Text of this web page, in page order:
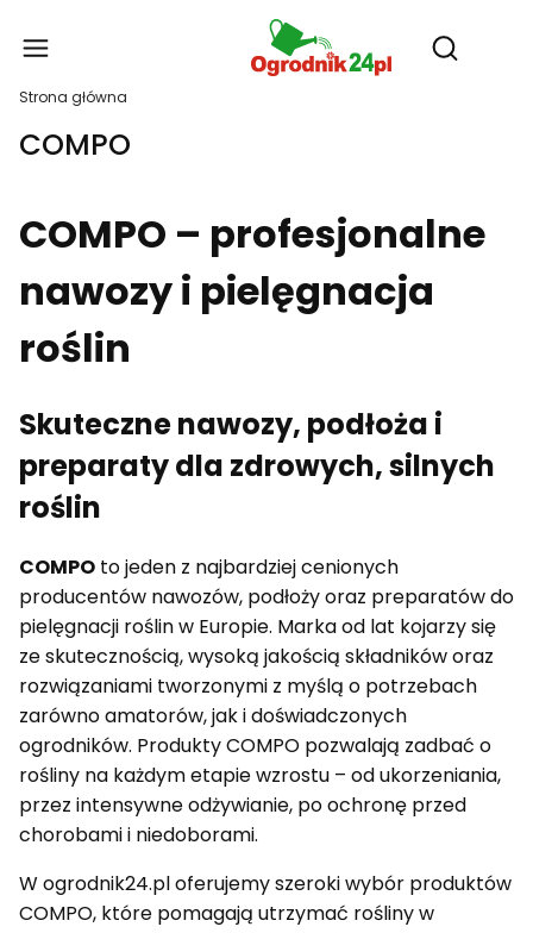
Otwórz
Strona główna
COMPO
COMPO – profesjonalne
nawozy i pielęgnacja
roślin
Skuteczne nawozy, podłoża i
preparaty dla zdrowych, silnych
roślin
COMPO to jeden z najbardziej cenionych
producentów nawozów, podłoży oraz preparatów do
pielęgnacji roślin w Europie. Marka od lat kojarzy się
ze skutecznością, wysoką jakością składników oraz
rozwiązaniami tworzonymi z myślą o potrzebach
zarówno amatorów, jak i doświadczonych
ogrodników. Produkty COMPO pozwalają zadbać o
rośliny na każdym etapie wzrostu – od ukorzeniania,
przez intensywne odżywianie, po ochronę przed
chorobami i niedoborami.
W ogrodnik24.pl oferujemy szeroki wybór produktów
COMPO, które pomagają utrzymać rośliny w